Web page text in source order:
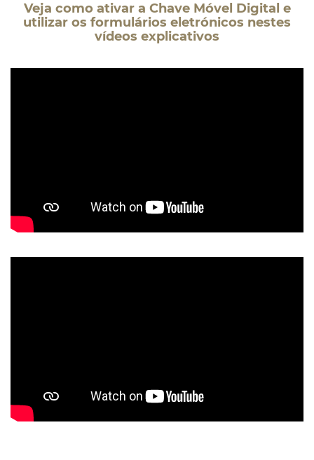
Veja como ativar a Chave Móvel Digital e
utilizar os formulários eletrónicos nestes
vídeos explicativos